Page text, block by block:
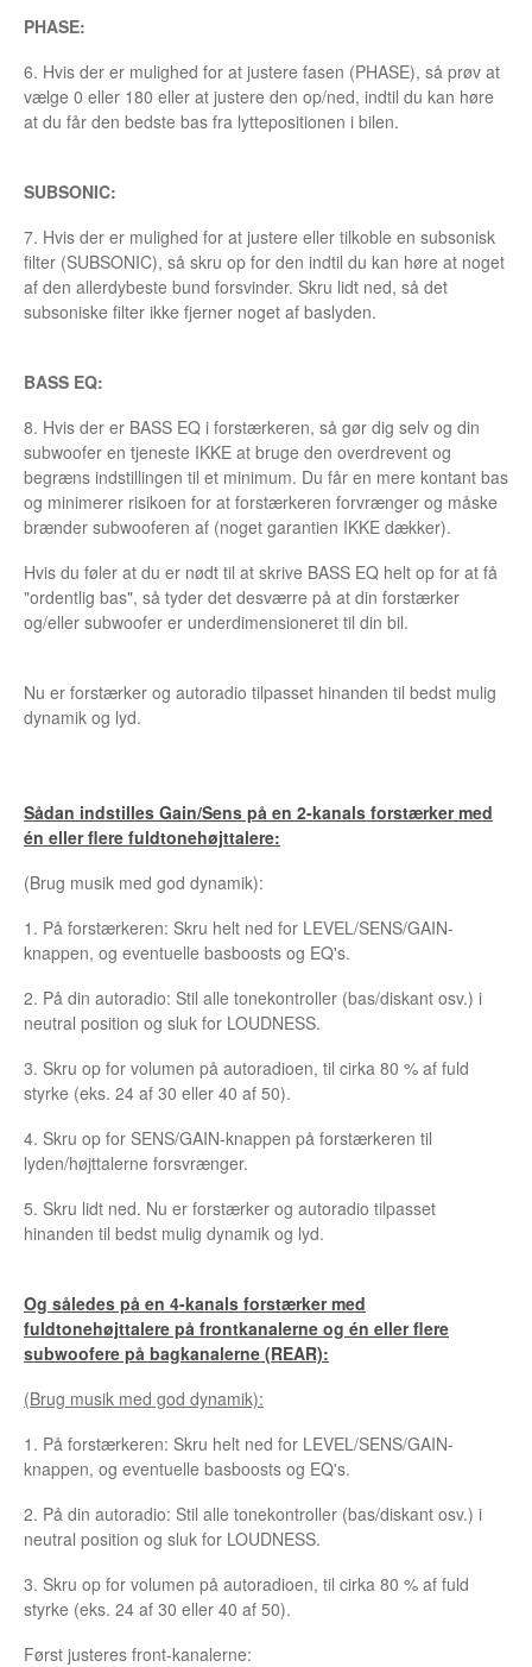
PHASE:
6. Hvis der er mulighed for at justere fasen (PHASE), så prøv at
vælge 0 eller 180 eller at justere den op/ned, indtil du kan høre
at du får den bedste bas fra lyttepositionen i bilen.
SUBSONIC:
7. Hvis der er mulighed for at justere eller tilkoble en subsonisk
filter (SUBSONIC), så skru op for den indtil du kan høre at noget
af den allerdybeste bund forsvinder. Skru lidt ned, så det
subsoniske filter ikke fjerner noget af baslyden.
BASS EQ:
8. Hvis der er BASS EQ i forstærkeren, så gør dig selv og din
subwoofer en tjeneste IKKE at bruge den overdrevent og
begræns indstillingen til et minimum. Du får en mere kontant bas
og minimerer risikoen for at forstærkeren forvrænger og måske
brænder subwooferen af (noget garantien IKKE dækker).
Hvis du føler at du er nødt til at skrive BASS EQ helt op for at få
"ordentlig bas", så tyder det desværre på at din forstærker
og/eller subwoofer er underdimensioneret til din bil.
Nu er forstærker og autoradio tilpasset hinanden til bedst mulig
dynamik og lyd.
Sådan indstilles Gain/Sens på en 2-kanals forstærker med
én eller flere fuldtonehøjttalere:
(Brug musik med god dynamik):
1. På forstærkeren: Skru helt ned for LEVEL/SENS/GAIN-
knappen, og eventuelle basboosts og EQ's.
2. På din autoradio: Stil alle tonekontroller (bas/diskant osv.) i
neutral position og sluk for LOUDNESS.
3. Skru op for volumen på autoradioen, til cirka 80 % af fuld
styrke (eks. 24 af 30 eller 40 af 50).
4. Skru op for SENS/GAIN-knappen på forstærkeren til
lyden/højttalerne forsvrænger.
5. Skru lidt ned. Nu er forstærker og autoradio tilpasset
hinanden til bedst mulig dynamik og lyd.
Og således på en 4-kanals forstærker med
fuldtonehøjttalere på frontkanalerne og én eller flere
subwoofere på bagkanalerne (REAR):
(Brug musik med god dynamik):
1. På forstærkeren: Skru helt ned for LEVEL/SENS/GAIN-
knappen, og eventuelle basboosts og EQ's.
2. På din autoradio: Stil alle tonekontroller (bas/diskant osv.) i
neutral position og sluk for LOUDNESS.
3. Skru op for volumen på autoradioen, til cirka 80 % af fuld
styrke (eks. 24 af 30 eller 40 af 50).
Først justeres front-kanalerne: